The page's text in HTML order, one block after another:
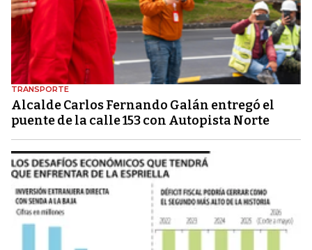
TRANSPORTE
Alcalde Carlos Fernando Galán entregó el
puente de la calle 153 con Autopista Norte